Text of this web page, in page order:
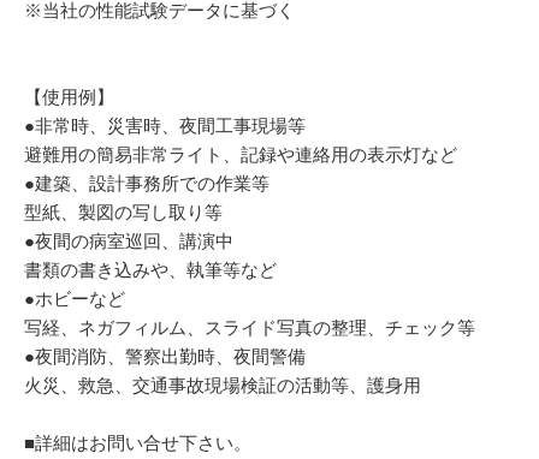
※当社の性能試験データに基づく
【使用例】
●非常時、災害時、夜間工事現場等
避難用の簡易非常ライト、記録や連絡用の表示灯など
●建築、設計事務所での作業等
型紙、製図の写し取り等
●夜間の病室巡回、講演中
書類の書き込みや、執筆等など
●ホビーなど
写経、ネガフィルム、スライド写真の整理、チェック等
●夜間消防、警察出勤時、夜間警備
火災、救急、交通事故現場検証の活動等、護身用
■詳細はお問い合せ下さい。